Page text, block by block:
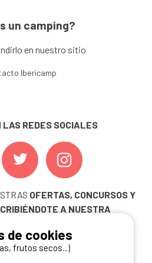
un camping?
en nuestro sitio
Ibericamp
LAS REDES SOCIALES
OFERTAS, CONCURSOS Y
A NUESTRA
INSCRIBO
de cookies
frutos secos...)